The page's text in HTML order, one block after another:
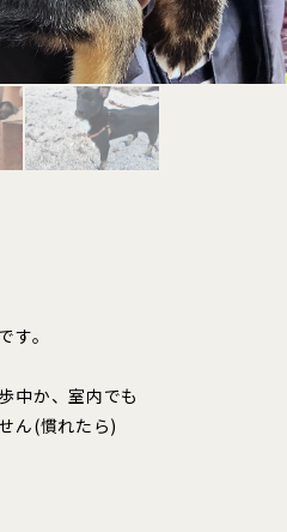
す。
中か、室内でも
ん(慣れたら)